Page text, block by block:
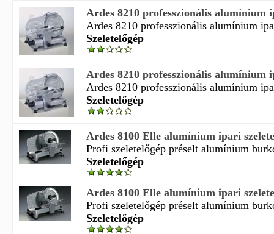
Ardes 8210 professzionális alumínium
Ardes 8210 professzionális alumínium
Szeletelőgép
Ardes 8210 professzionális alumínium
Ardes 8210 professzionális alumínium
Szeletelőgép
Ardes 8100 Elle alumínium ipari
Profi szeletelőgép préselt alumínium
Szeletelőgép
Ardes 8100 Elle alumínium ipari
Profi szeletelőgép préselt alumínium
Szeletelőgép